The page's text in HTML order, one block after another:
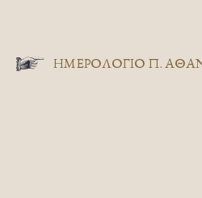
ΗΜΕΡΟΛΟΓΙΟ Π.